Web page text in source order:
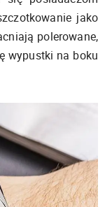
jako
polerowane,
wypustki na boku